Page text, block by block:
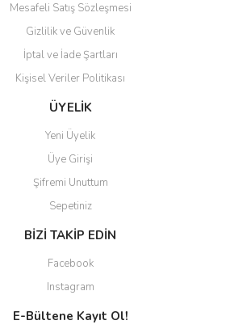
Mesafeli Satış Sözleşmesi
Gizlilik ve Güvenlik
İptal ve İade Şartları
Kişisel Veriler Politikası
ÜYELİK
Yeni Üyelik
Üye Girişi
Şifremi Unuttum
Sepetiniz
BİZİ TAKİP EDİN
Facebook
Instagram
E-Bültene Kayıt Ol!